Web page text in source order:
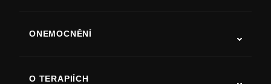
ONEMOCNĚNÍ
O TERAPIÍCH